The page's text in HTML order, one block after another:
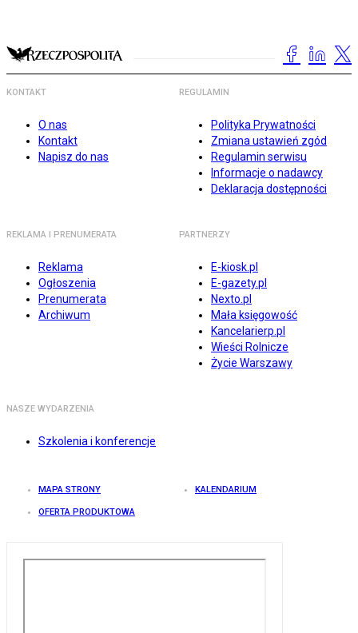
KONTAKT
O nas
Kontakt
Napisz do nas
REGULAMIN
Polityka Prywatności
Zmiana ustawień zgód
Regulamin serwisu
Informacje o nadawcy
Deklaracja dostępności
REKLAMA I PRENUMERATA
Reklama
Ogłoszenia
Prenumerata
Archiwum
PARTNERZY
E-kiosk.pl
E-gazety.pl
Nexto.pl
Mała księgowość
Kancelarierp.pl
Wieści Rolnicze
Życie Warszawy
NASZE WYDARZENIA
Szkolenia i konferencje
MAPA STRONY KALENDARIUM
OFERTA PRODUKTOWA